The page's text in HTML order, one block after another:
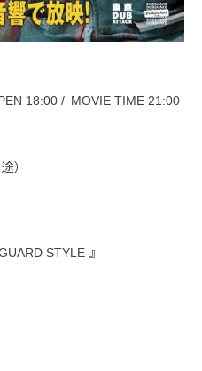
18:00 / MOVIE TIME 21:00
）
STYLE-』